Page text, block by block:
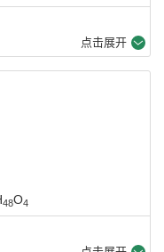
点击展开
48O4